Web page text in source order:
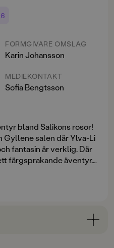
FORMGIVARE OMSLAG
Karin Johansson
MEDIEKONTAKT
Sofia Bengtsson
bland Salikons rosor!
Gyllene salen där Ylva-Li
fantasin är verklig. Där
färgsprakande äventyr.
på Astrid Lindgrens